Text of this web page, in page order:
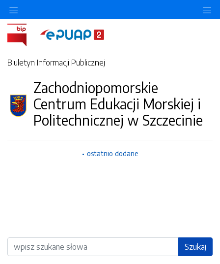
Biuletyn Informacji Publicznej
Zachodniopomorskie
Centrum Edukacji Morskiej i
Politechnicznej w Szczecinie
ostatnio dodane
Wyszukiwarka Szukaj